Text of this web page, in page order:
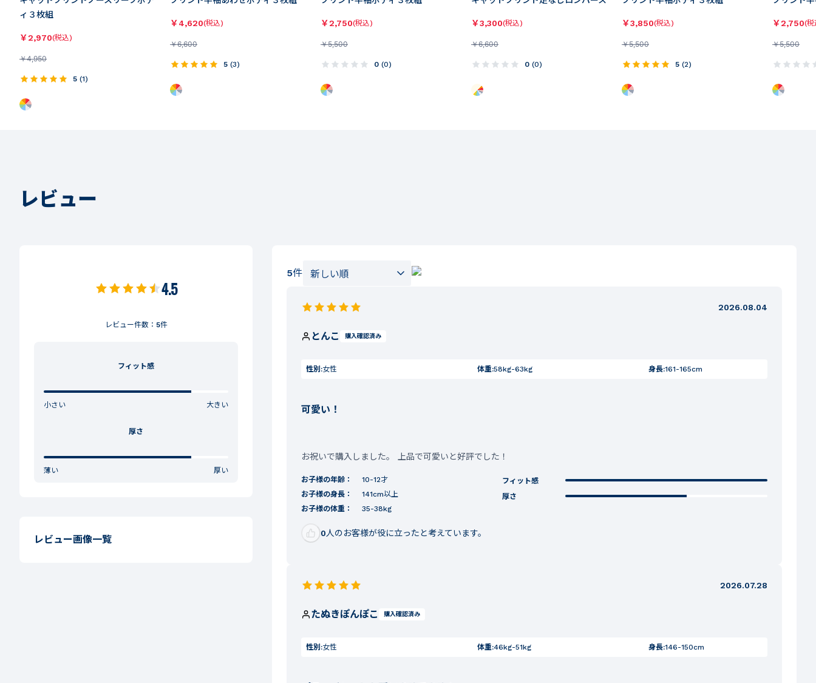
ィ３枚組
￥2,970(税込)
￥4,950
5 (1)
￥4,620(税込)
￥6,600
5 (3)
￥2,750(税込)
￥5,500
0 (0)
￥3,300(税込)
￥6,600
0 (0)
￥3,850(税込)
￥5,500
5 (2)
￥2,750(税
￥5,500
レビュー
4.5
レビュー件数： 5件
フィット感
小さい 大きい
厚さ
薄い 厚い
レビュー画像一覧
5件
2026.08.04
とんこ 購入確認済み
性別:女性 体重:58kg-63kg 身長:161-165cm
可愛い！
お祝いで購入しました。 上品で可愛いと好評でした！
お子様の年齢：
10-12才
お子様の身長：
141cm以上
お子様の体重：
35-38kg
フィット感
厚さ
0人のお客様が役に立ったと考えています。
2026.07.28
たぬきぽんぽこ 購入確認済み
性別:女性 体重:46kg-51kg 身長:146-150cm